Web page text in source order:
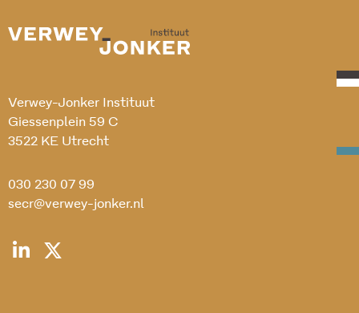
Verwey-Jonker Instituut
Giessenplein 59 C
3522 KE Utrecht
030 230 07 99
secr@verwey-jonker.nl